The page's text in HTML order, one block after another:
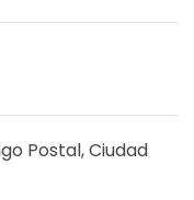
Postal, Ciudad